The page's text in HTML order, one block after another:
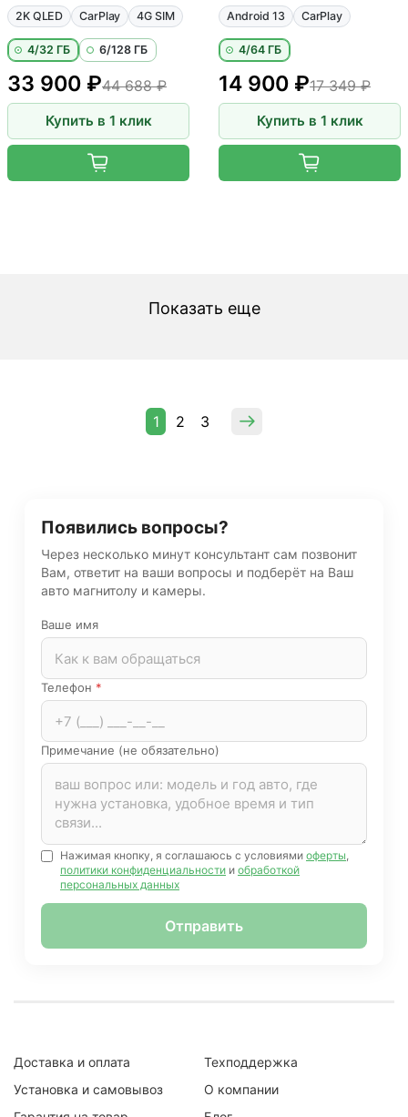
2K QLED CarPlay 4G SIM
4/32 ГБ 6/128 ГБ
33 900 ₽44 688 ₽
Купить в 1 клик
Android 13 CarPlay
4/64 ГБ
17 349 ₽
14 900 ₽
Купить в 1 клик
Показать еще
1 2 3
Появились вопросы?
Через несколько минут консультант сам позвонит
Вам, ответит на ваши вопросы и подберёт на Ваш
авто магнитолу и камеры.
Ваше имя
Телефон *
Примечание (не обязательно)
Нажимая кнопку, я соглашаюсь с условиями оферты,
политики конфиденциальности и обработкой
персональных данных
Отправить
Доставка и оплата
Установка и самовывоз
Техподдержка
О компании